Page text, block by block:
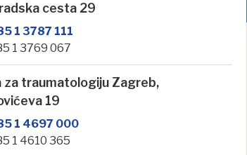
cesta 29
1 3787 111
1 3769 067
za traumatologiju Zagreb,
19
1 4697 000
1 4610 365